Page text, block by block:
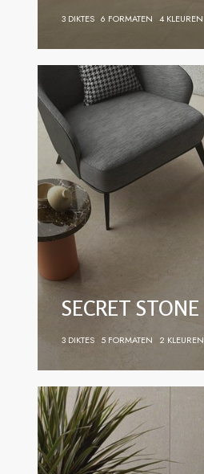
3 DIKTES 6 FORMATEN 4 KLEUREN
SECRET STONE
3 DIKTES 5 FORMATEN 2 KLEUREN